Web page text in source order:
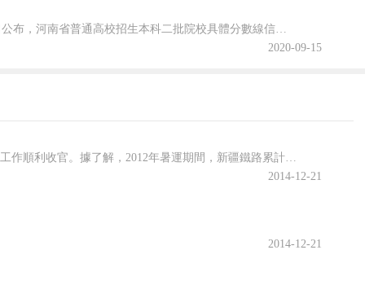
2020年河南省普通高校招生本科二批院校文科和理科平行投檔分數線于8月29日公布，河南省普通高校招生本科二批院校具體分數線信息，跟隨查字典小編一起關注一下吧~2020年河南省普通高招本科二批院校平行投檔分數線2020年河南省普通高校招生本科二批院校平行投檔分數線(文科)2020年河南省普通高校招生本...
2020-09-15
近日，記者從烏魯木齊火車站了解到，隨著暑運結束，新疆鐵路暑期學生運輸工作順利收官。據了解，2012年暑運期間，新疆鐵路累計運送4.7萬名內地新疆高中班學生。結合暑期客流高峰運輸特點，烏鐵局有效擴充運輸能力，相繼增開客車和臨客，運輸能力得到較大擴充；大力解決學生集中購票難題，優先安排學生購票；開辟學生
2014-12-21
2014-12-21